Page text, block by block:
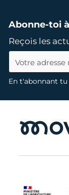
Abonne-toi
Reçois les
En t'abonnant